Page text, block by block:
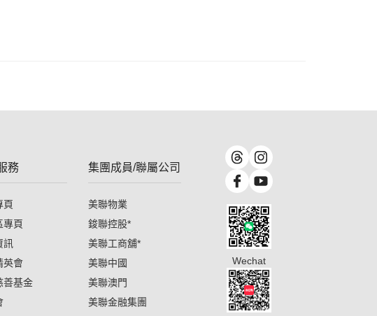
務
頁
專頁
訊
英會
善基金
集團成員/聯屬公司
美聯物業
鋑聯控股*
美聯工商舖*
美聯中國
美聯澳門
美聯金融集團
Wechat